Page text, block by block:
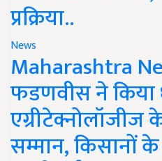
प्रक्रिया..
News
Maharashtra
फडणवीस ने किया
एग्रीटेक्नोलॉजीज
सम्मान, किसानों